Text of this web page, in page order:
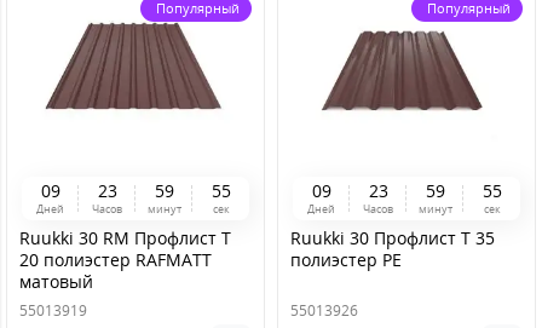
Популярный
09
Дней
23
Часов
59
минут
54
сек
Ruukki 30 RM Профлист Т
20 полиэстер RAFMATT
матовый
55013919
Популярный
09
Дней
23
Часов
59
минут
54
сек
Ruukki 30 Профлист T 35
полиэстер PE
55013926